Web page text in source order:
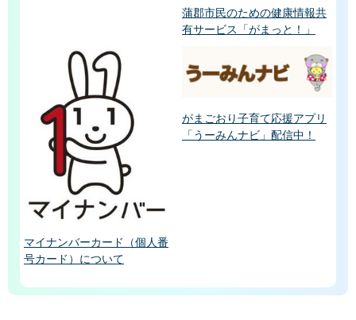
蒲郡市民のための健康情報共
有サービス「がまっと！」
マイナンバーカード（個人番
号カード）について
がまごおり子育て応援アプリ
「うーみんナビ」配信中！